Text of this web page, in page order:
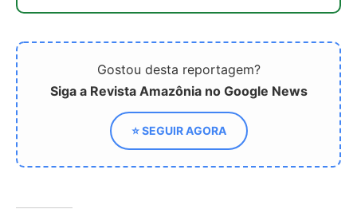
Gostou desta reportagem?
Siga a Revista Amazônia no Google News
⭐ SEGUIR AGORA